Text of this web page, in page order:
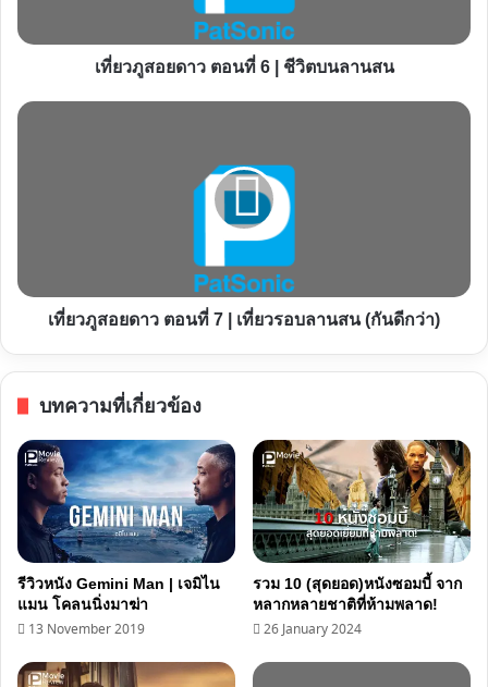
|
ชีวิต
ลาน
เที่ยวภูสอยดาว ตอนที่ 6 | ชีวิตบนลานสน
เที่ยว
|
เที่ยว
ลาน
(กัน
ดี
กว่า)
เที่ยวภูสอยดาว ตอนที่ 7 | เที่ยวรอบลานสน (กันดีกว่า)
บทความที่เกี่ยวข้อง
รีวิวหนัง Gemini Man | เจมิไน
แมน โคลนนิ่งมาฆ่า
13 November 2019
รวม 10 (สุดยอด)หนังซอมบี้ จาก
หลากหลายชาติที่ห้ามพลาด!
26 January 2024